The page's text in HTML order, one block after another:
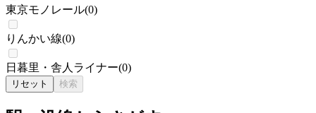
東京モノレール(0)
りんかい線(0)
日暮里・舎人ライナー(0)
リセット 検索